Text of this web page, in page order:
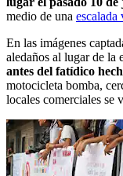
medio de una escalada
En las imágenes
aledaños al lugar de la
antes del fatídico
motocicleta bomba,
locales comerciales se